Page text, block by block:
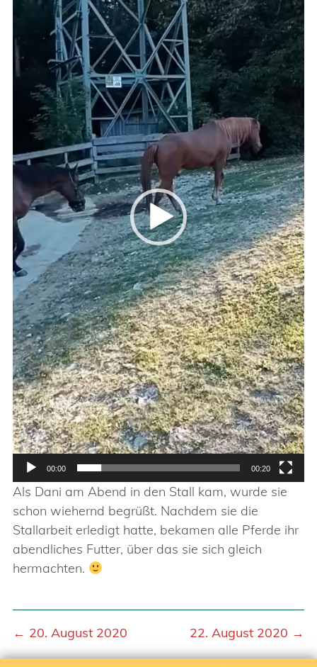
00:00 00:20
Als Dani am Abend in den Stall kam, wurde sie
schon wiehernd begrüßt. Nachdem sie die
Stallarbeit erledigt hatte, bekamen alle Pferde ihr
abendliches Futter, über das sie sich gleich
hermachten.
← 20. August 2020 22. August 2020 →